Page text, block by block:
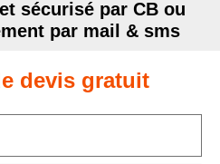
sécurisé par CB ou
par mail & sms
devis gratuit